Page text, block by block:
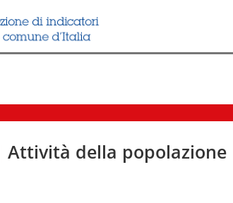
Attività della popolazione